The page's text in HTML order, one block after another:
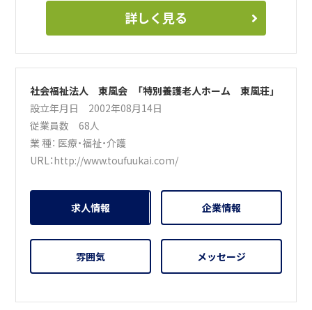
詳しく見る
社会福祉法人 東風会 「特別養護老人ホーム 東風荘」
設立年月日 2002年08月14日
従業員数 68人
業 種： 医療・福祉・介護
URL：http://www.toufuukai.com/
求人情報 企業情報
雰囲気 メッセージ